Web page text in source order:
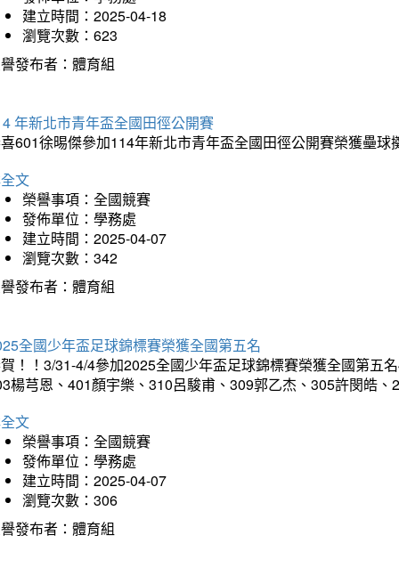
建立時間：2025-04-18
瀏覽次數：623
發布者：體育組
年新北市青年盃全國田徑公開賽
601徐晹傑參加114年新北市青年盃全國田徑公開賽榮獲壘
文
榮譽事項：全國競賽
發佈單位：學務處
建立時間：2025-04-07
瀏覽次數：342
發布者：體育組
全國少年盃足球錦標賽榮獲全國第五名
！！3/31-4/4參加2025全國少年盃足球錦標賽榮獲全國第五
楊芎恩、401顏宇樂、310呂駿甫、309郭乙杰、305許閔皓
文
榮譽事項：全國競賽
發佈單位：學務處
建立時間：2025-04-07
瀏覽次數：306
發布者：體育組